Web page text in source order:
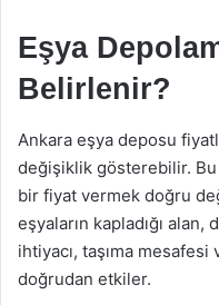
Eşya
Belirlenir?
Ankara eşya deposu
değişiklik gösterebilir.
bir fiyat vermek doğru
eşyaların kapladığı
ihtiyacı, taşıma
doğrudan etkiler.